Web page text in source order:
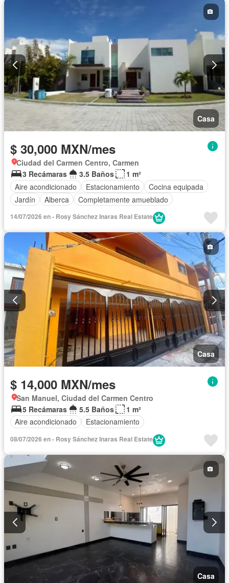
Casa
$ 30,000 MXN/mes
Ciudad del Carmen Centro, Carmen
3 Recámaras
3.5 Baños
1 m²
Aire acondicionado
Estacionamiento
Cocina equipada
Jardín
Alberca Completamente amueblado
14/07/2026 en - Rosy Sánchez Inaras Real Estate
Casa
$ 14,000 MXN/mes
San Manuel, Ciudad del Carmen Centro
5 Recámaras
5.5 Baños
1 m²
Aire acondicionado
Estacionamiento
08/07/2026 en - Rosy Sánchez Inaras Real Estate
Casa